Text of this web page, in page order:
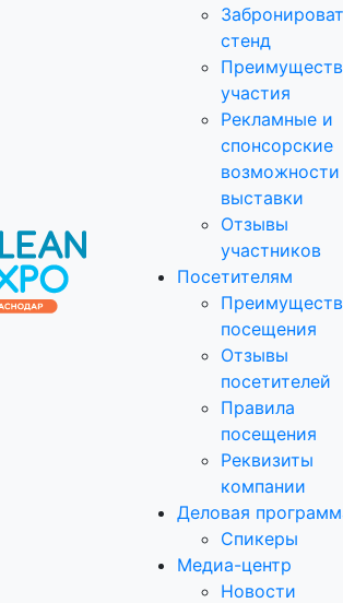
стенд
участия
Рекламные и
спонсорские
возможности
выставки
Отзывы
участников
Посетителям
посещения
Отзывы
посетителей
Правила
посещения
Реквизиты
компании
Деловая
Спикеры
Медиа-центр
Новости